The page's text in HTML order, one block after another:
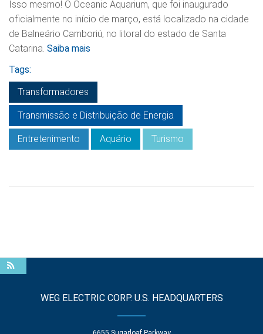
Isso mesmo! O Oceanic Aquarium, que foi inaugurado
oficialmente no início de março, está localizado na cidade
de Balneário Camboriú, no litoral do estado de Santa
Catarina. Saiba mais
Tags:
Transformadores
Transmissão e Distribuição de Energia
Entretenimento Aquário Turismo
WEG ELECTRIC CORP. U.S. HEADQUARTERS